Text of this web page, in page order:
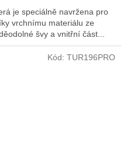
je speciálně navržena pro
vrchnímu materiálu ze
švy a vnitřní část...
Kód: TUR196PRO